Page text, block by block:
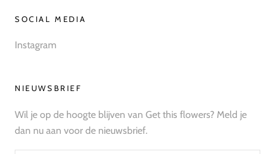
SOCIAL MEDIA
Instagram
NIEUWSBRIEF
Wil je op de hoogte blijven van Get this flowers? Meld je
dan nu aan voor de nieuwsbrief.